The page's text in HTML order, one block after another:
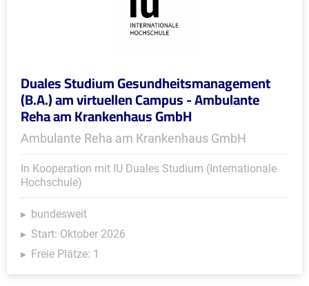
Duales Studium Gesundheitsmanagement
(B.A.) am virtuellen Campus - Ambulante
Reha am Krankenhaus GmbH
Ambulante Reha am Krankenhaus GmbH
In Kooperation mit IU Duales Studium (Internationale
Hochschule)
bundesweit
Start: Oktober 2026
Freie Plätze: 1